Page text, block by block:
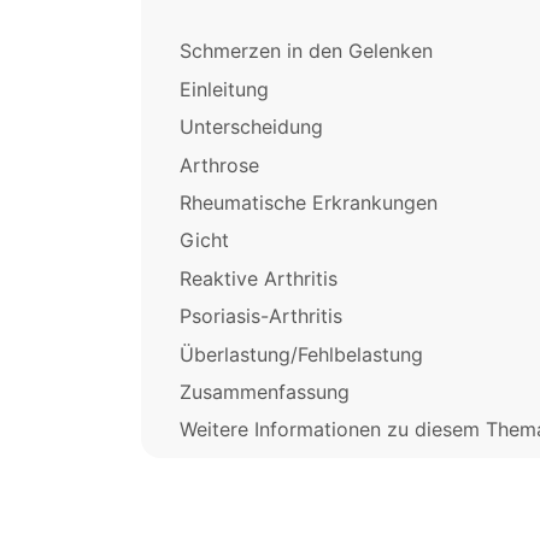
Schmerzen in den Gelenken
Einleitung
Unterscheidung
Arthrose
Rheumatische Erkrankungen
Gicht
Reaktive Arthritis
Psoriasis-Arthritis
Überlastung/Fehlbelastung
Zusammenfassung
Weitere Informationen zu diesem